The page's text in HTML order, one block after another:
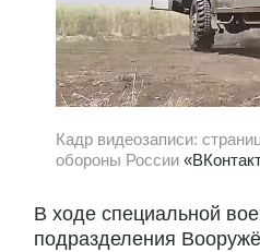
Кадр видеозаписи:
обороны России
В ходе специальной
подразделения